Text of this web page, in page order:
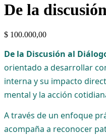
De la
$ 100.000,00
De la Discusión al
orientado a desarrollar
interna y su impacto
mental y la acción
A través de un enfoque
acompaña a reconocer